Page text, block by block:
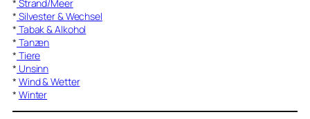
* Strand/Meer
* Silvester & Wechsel
* Tabak & Alkohol
* Tanzen
* Tiere
* Unsinn
* Wind & Wetter
* Winter